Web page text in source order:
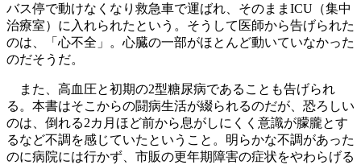
バス停で動けなくなり救急車で運ばれ、そのままICU（集中
治療室）に入れられたという。そうして医師から告げられた
のは、「心不全」。心臓の一部がほとんど動いていなかった
のだそうだ。
また、高血圧と初期の2型糖尿病であることも告げられ
る。本書はそこからの闘病生活が綴られるのだが、恐ろしい
のは、倒れる2カ月ほど前から息がしにくく意識が朦朧とす
るなど不調を感じていたということ。明らかな不調があった
のに病院には行かず、市販の更年期障害の症状をやわらげる